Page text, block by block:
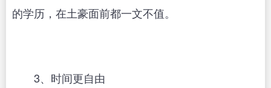
的学历，在土豪面前都一文不值。
3、时间更自由